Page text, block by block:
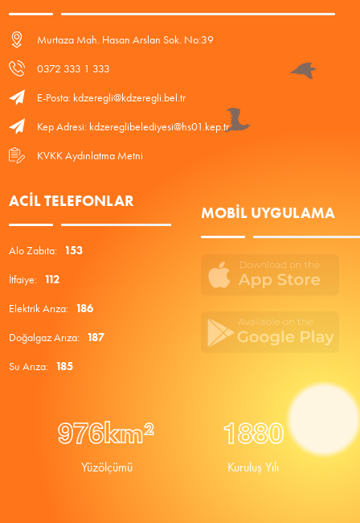
Murtaza Mah. Hasan Arslan Sok. No:39
0372 333 1 333
E-Posta: kdzeregli@kdzeregli.bel.tr
Kep Adresi: kdzereglibelediyesi@hs01.kep.tr
KVKK Aydınlatma Metni
ACIL TELEFONLAR
Alo Zabıta: 153
İtfaiye: 112
Elektrik Arıza: 186
Doğalgaz Arıza: 187
Su Arıza: 185
MOBIL UYGULAMA
976km²
Yüzölçümü
1880
Kuruluş Yılı